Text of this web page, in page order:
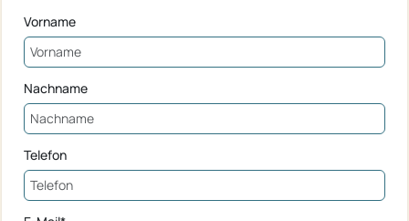
Vorname
Nachname
Telefon